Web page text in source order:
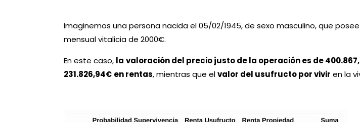
Imaginemos una persona nacida el 05/02/1945, de sexo masculino, que
mensual vitalicia de 2000€.
En este caso, la valoración del precio justo de la operación es de
231.826,94€ en rentas, mientras que elvalor del usufructo por vivir en la